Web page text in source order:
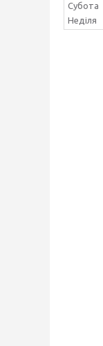
Субота
Неділя